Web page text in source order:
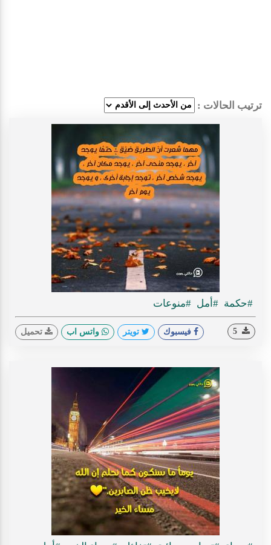
ترتيب الحالات :
#حكمة #أمل #منوعات
فيسبوك تويتر واتس اب تحميل